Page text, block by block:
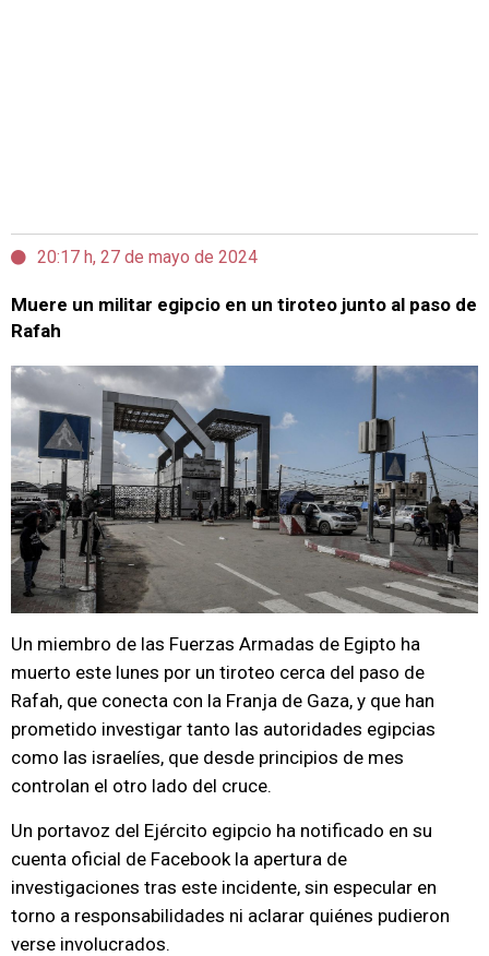
20:17 h, 27 de mayo de 2024
Muere un militar egipcio en un tiroteo junto al paso de
Rafah
Un miembro de las Fuerzas Armadas de Egipto ha
muerto este lunes por un tiroteo cerca del paso de
Rafah, que conecta con la Franja de Gaza, y que han
prometido investigar tanto las autoridades egipcias
como las israelíes, que desde principios de mes
controlan el otro lado del cruce.
Un portavoz del Ejército egipcio ha notificado en su
cuenta oficial de Facebook la apertura de
investigaciones tras este incidente, sin especular en
torno a responsabilidades ni aclarar quiénes pudieron
verse involucrados.